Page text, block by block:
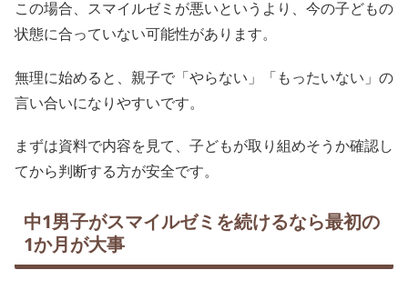
この場合、スマイルゼミが悪いというより、今の子どもの
状態に合っていない可能性があります。
無理に始めると、親子で「やらない」「もったいない」の
言い合いになりやすいです。
まずは資料で内容を見て、子どもが取り組めそうか確認し
てから判断する方が安全です。
中1男子がスマイルゼミを続けるなら最初の
1か月が大事